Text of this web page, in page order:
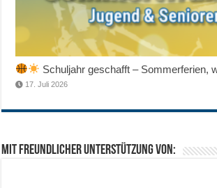
Schuljahr geschafft – Sommerferien,
17. Juli 2026
Mit freundlicher Unterstützung von: